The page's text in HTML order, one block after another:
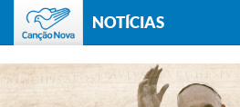
NOTÍCIAS